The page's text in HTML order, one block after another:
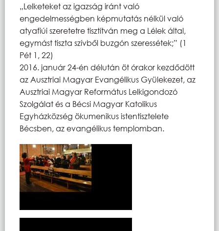
„Lelketeket az igazság iránt való
engedelmességben képmutatás nélkül való
atyafiúi szeretetre tisztítván meg a Lélek által,
egymást tiszta szívből buzgón szeressétek;” (1
Pét 1, 22)
2016. január 24-én délután öt órakor kezdődött
az Ausztriai Magyar Evangélikus Gyülekezet, az
Ausztriai Magyar Református Lelkigondozó
Szolgálat és a Bécsi Magyar Katolikus
Egyházközség ökumenikus istentisztelete
Bécsben, az evangélikus templomban.